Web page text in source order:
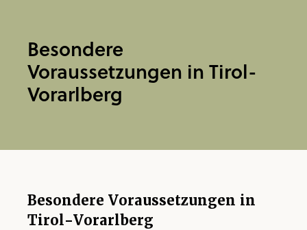
Besondere
Voraussetzungen in Tirol-
Vorarlberg
Besondere Voraussetzungen in
Tirol-Vorarlberg